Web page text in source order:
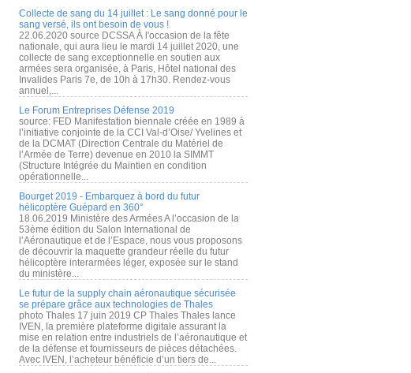
Collecte de sang du 14 juillet : Le sang donné pour le
sang versé, ils ont besoin de vous !
22.06.2020 source DCSSA À l'occasion de la fête
nationale, qui aura lieu le mardi 14 juillet 2020, une
collecte de sang exceptionnelle en soutien aux
armées sera organisée, à Paris, Hôtel national des
Invalides Paris 7e, de 10h à 17h30. Rendez-vous
annuel,...
Le Forum Entreprises Défense 2019
source: FED Manifestation biennale créée en 1989 à
l’initiative conjointe de la CCI Val-d’Oise/ Yvelines et
de la DCMAT (Direction Centrale du Matériel de
l’Armée de Terre) devenue en 2010 la SIMMT
(Structure Intégrée du Maintien en condition
opérationnelle...
Bourget 2019 - Embarquez à bord du futur
hélicoptère Guépard en 360°
18.06.2019 Ministère des Armées A l’occasion de la
53ème édition du Salon International de
l’Aéronautique et de l’Espace, nous vous proposons
de découvrir la maquette grandeur réelle du futur
hélicoptère interarmées léger, exposée sur le stand
du ministère...
Le futur de la supply chain aéronautique sécurisée
se prépare grâce aux technologies de Thales
photo Thales 17 juin 2019 CP Thales Thales lance
IVEN, la première plateforme digitale assurant la
mise en relation entre industriels de l’aéronautique et
de la défense et fournisseurs de pièces détachées.
Avec IVEN, l’acheteur bénéficie d’un tiers de...